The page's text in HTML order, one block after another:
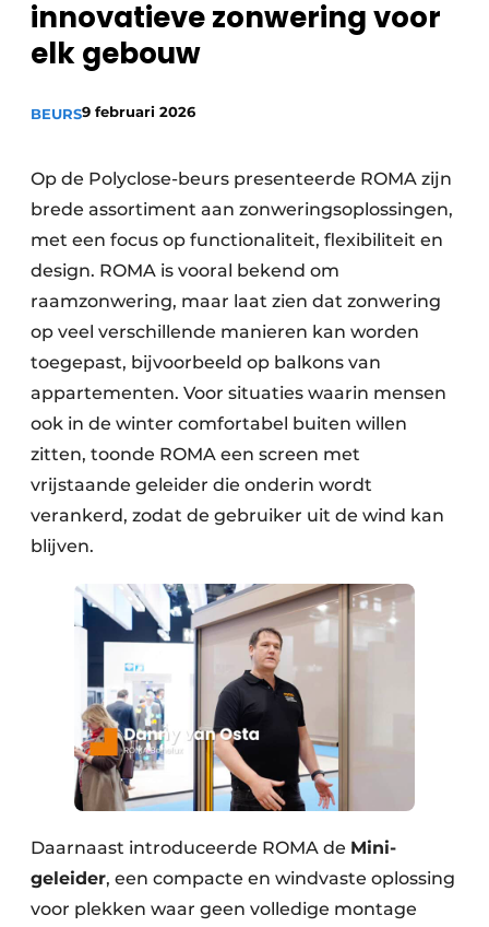
Uitnodiging Rondetafelgesprek – 20 jaar Profiel
Vacature aanmelden
Vacatures
Werben
innovatieve zonwering voor
elk gebouw
BEURS9 februari 2026
Op de Polyclose-beurs presenteerde ROMA zijn
brede assortiment aan zonweringsoplossingen,
met een focus op functionaliteit, flexibiliteit en
design. ROMA is vooral bekend om
raamzonwering, maar laat zien dat zonwering
op veel verschillende manieren kan worden
toegepast, bijvoorbeeld op balkons van
appartementen. Voor situaties waarin mensen
ook in de winter comfortabel buiten willen
zitten, toonde ROMA een screen met
vrijstaande geleider die onderin wordt
verankerd, zodat de gebruiker uit de wind kan
blijven.
Daarnaast introduceerde ROMA de Mini-
geleider, een compacte en windvaste oplossing
voor plekken waar geen volledige montage